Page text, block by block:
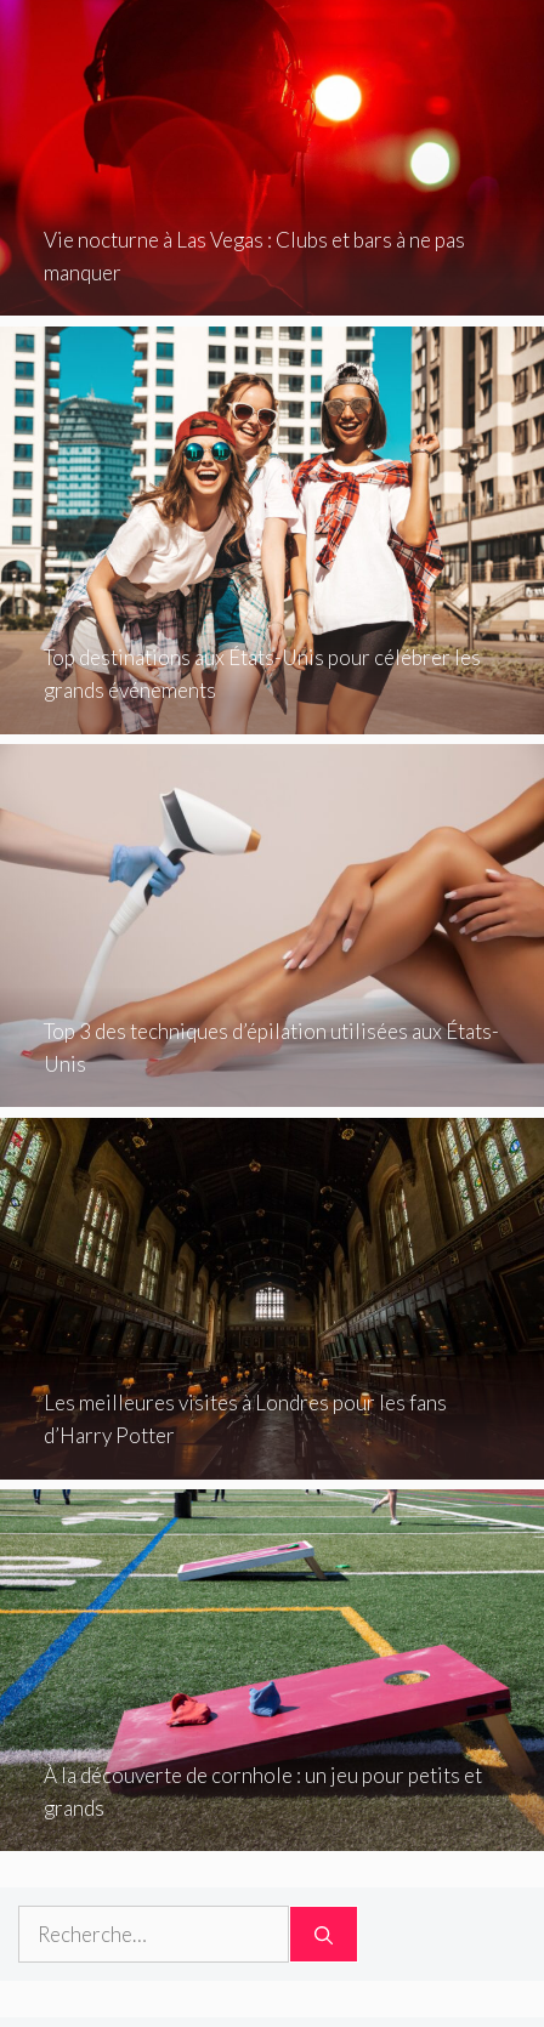
Vie nocturne à Las Vegas : Clubs et bars à ne pas
manquer
Top destinations aux États-Unis pour célébrer les
grands événements
Top 3 des techniques d’épilation utilisées aux États-
Unis
Les meilleures visites à Londres pour les fans
d’Harry Potter
À la découverte de cornhole : un jeu pour petits et
grands
Rechercher :